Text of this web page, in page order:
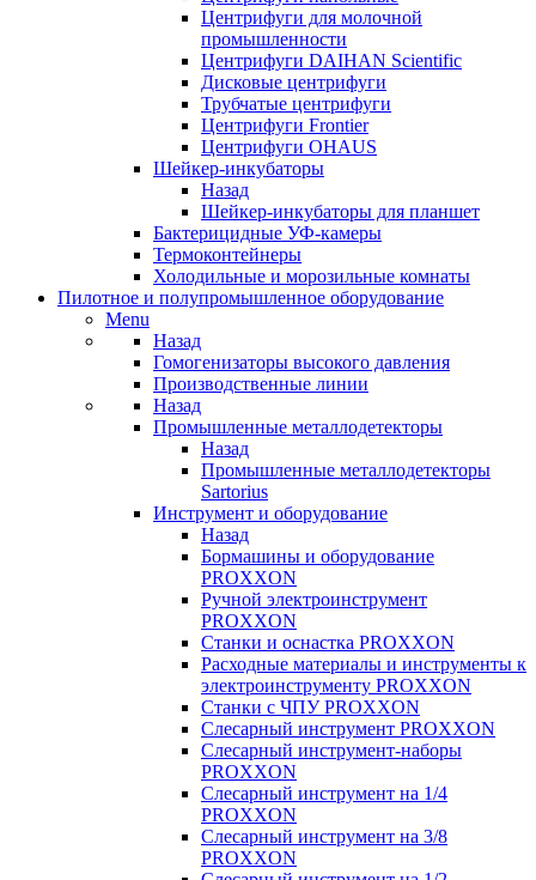
Центрифуги для молочной
промышленности
Центрифуги DAIHAN Scientific
Дисковые центрифуги
Трубчатые центрифуги
Центрифуги Frontier
Центрифуги OHAUS
Шейкер-инкубаторы
Назад
Шейкер-инкубаторы для планшет
Бактерицидные УФ-камеры
Термоконтейнеры
Холодильные и морозильные комнаты
Пилотное и полупромышленное оборудование
Menu
Назад
Гомогенизаторы высокого давления
Производственные линии
Назад
Промышленные металлодетекторы
Назад
Промышленные металлодетекторы
Sartorius
Инструмент и оборудование
Назад
Бормашины и оборудование
PROXXON
Ручной электроинструмент
PROXXON
Cтанки и оснастка PROXXON
Расходные материалы и инструменты к
электроинструменту PROXXON
Станки с ЧПУ PROXXON
Слесарный инструмент PROXXON
Слесарный инструмент-наборы
PROXXON
Слесарный инструмент на 1/4
PROXXON
Слесарный инструмент на 3/8
PROXXON